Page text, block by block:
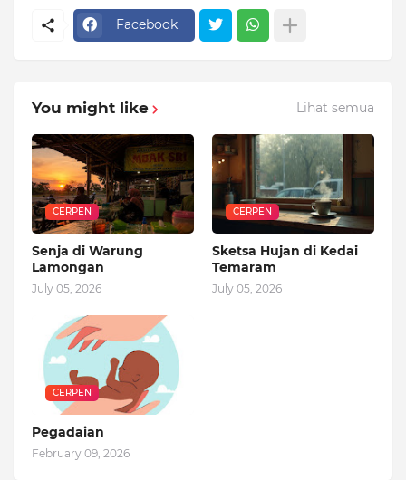
Facebook
You might like Lihat semua
CERPEN
Senja di Warung
Lamongan
July 05, 2026
CERPEN
Sketsa Hujan di Kedai
Temaram
July 05, 2026
CERPEN
Pegadaian
February 09, 2026